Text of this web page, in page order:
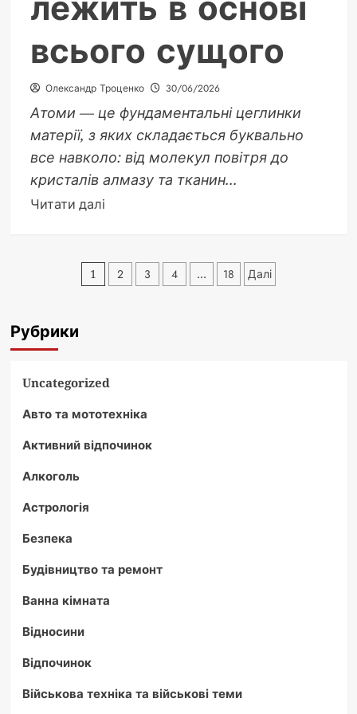
всього сущого
Олександр Троценко 30/06/2026
Атоми — це фундаментальні цеглинки
матерії, з яких складається буквально
все навколо: від молекул повітря до
кристалів алмазу та тканин...
Читати даліДокладніше
атома:
порожнеча,
всього
Пагінація
1 2 3 4 … 18 Далі
Рубрики
Uncategorized
Авто та мототехніка
Активний відпочинок
Алкоголь
Астрологія
Безпека
Будівництво та ремонт
Ванна кімната
Відносини
Відпочинок
Військова техніка та військові теми